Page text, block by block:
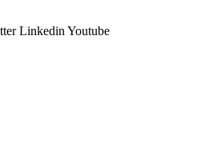
Linkedin Youtube